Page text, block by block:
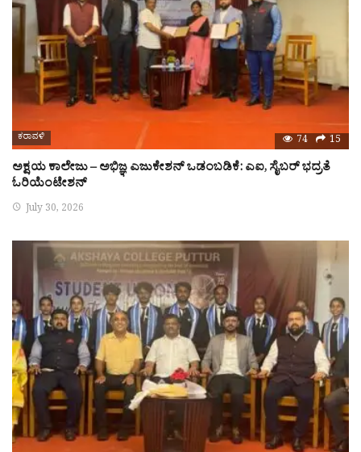
ಕರಾವಳಿ 74 15
ಅಕ್ಷಯ ಕಾಲೇಜು – ಅಭಿಜ್ಞ ಎಜುಕೇಶನ್ ಒಡಂಬಡಿಕೆ: ಎಐ, ಸೈಬರ್ ಭದ್ರತೆ
ಓರಿಯೆಂಟೇಶನ್
July 30, 2026